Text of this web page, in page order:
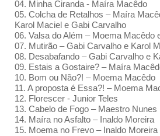
04. Minha Ciranda - Maíra Macêdo
05. Colcha de Retalhos – Maíra
Karol Maciel e Gabi Carvalho
06. Valsa do Além – Moema Macêdo
07. Mutirão – Gabi Carvalho e Karol
08. Desabafando – Gabi Carvalho e
09. Estais a Gostaire? – Maíra
10. Bom ou Não?! – Moema Macêdo
11. A proposta é Essa?! – Moema
12. Florescer - Junior Teles
13. Cabelo de Fogo – Maestro Nunes
14. Maíra no Asfalto – Inaldo Moreira
15. Moema no Frevo – Inaldo Moreira